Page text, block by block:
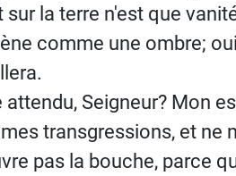
la terre n'est que
comme une ombre;
Seigneur? Mon
transgressions, et ne
pas la bouche, parce